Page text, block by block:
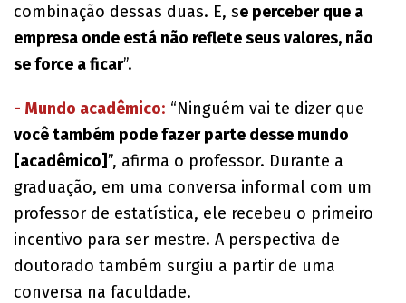
combinação dessas duas. E, se perceber que a
empresa onde está não reflete seus valores, não
se force a ficar”.
- Mundo acadêmico: “Ninguém vai te dizer que
você também pode fazer parte desse mundo
[acadêmico]”, afirma o professor. Durante a
graduação, em uma conversa informal com um
professor de estatística, ele recebeu o primeiro
incentivo para ser mestre. A perspectiva de
doutorado também surgiu a partir de uma
conversa na faculdade.